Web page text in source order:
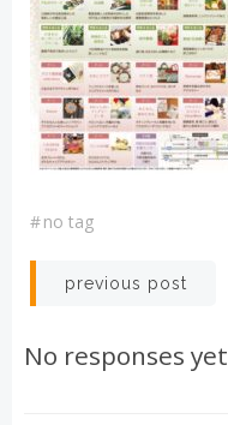
#no tag
投
稿
previous post
No responses yet